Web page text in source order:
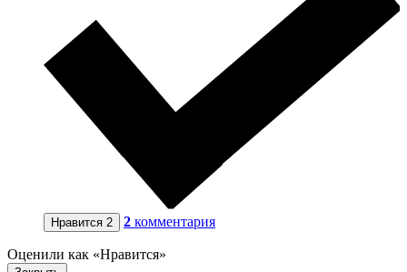
Нравится 2 2 комментария
Оценили как «Нравится»